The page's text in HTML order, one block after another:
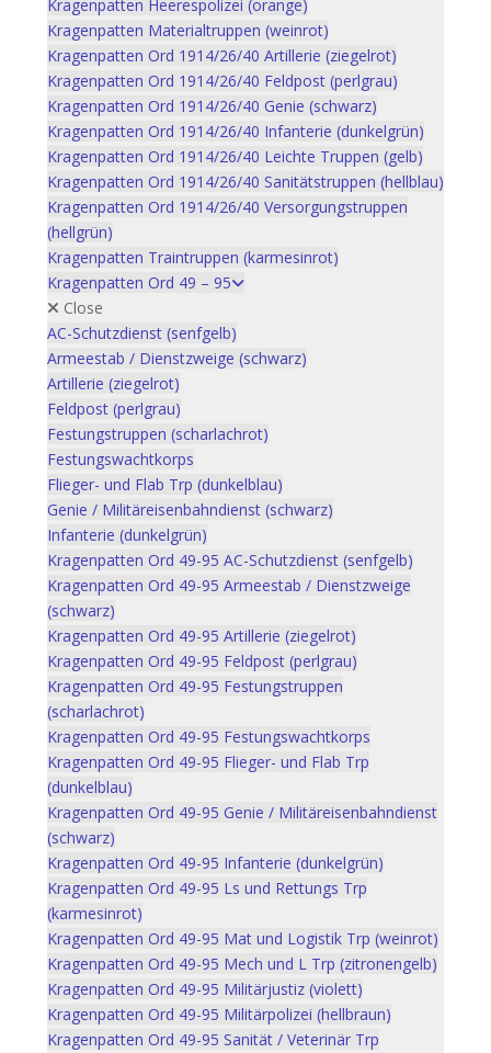
Kragenpatten Heerespolizei (orange)
Kragenpatten Materialtruppen (weinrot)
Kragenpatten Ord 1914/26/40 Artillerie (ziegelrot)
Kragenpatten Ord 1914/26/40 Feldpost (perlgrau)
Kragenpatten Ord 1914/26/40 Genie (schwarz)
Kragenpatten Ord 1914/26/40 Infanterie (dunkelgrün)
Kragenpatten Ord 1914/26/40 Leichte Truppen (gelb)
Kragenpatten Ord 1914/26/40 Sanitätstruppen (hellblau)
Kragenpatten Ord 1914/26/40 Versorgungstruppen
(hellgrün)
Kragenpatten Traintruppen (karmesinrot)
Kragenpatten Ord 49 – 95
Close
AC-Schutzdienst (senfgelb)
Armeestab / Dienstzweige (schwarz)
Artillerie (ziegelrot)
Feldpost (perlgrau)
Festungstruppen (scharlachrot)
Festungswachtkorps
Flieger- und Flab Trp (dunkelblau)
Genie / Militäreisenbahndienst (schwarz)
Infanterie (dunkelgrün)
Kragenpatten Ord 49-95 AC-Schutzdienst (senfgelb)
Kragenpatten Ord 49-95 Armeestab / Dienstzweige
(schwarz)
Kragenpatten Ord 49-95 Artillerie (ziegelrot)
Kragenpatten Ord 49-95 Feldpost (perlgrau)
Kragenpatten Ord 49-95 Festungstruppen
(scharlachrot)
Kragenpatten Ord 49-95 Festungswachtkorps
Kragenpatten Ord 49-95 Flieger- und Flab Trp
(dunkelblau)
Kragenpatten Ord 49-95 Genie / Militäreisenbahndienst
(schwarz)
Kragenpatten Ord 49-95 Infanterie (dunkelgrün)
Kragenpatten Ord 49-95 Ls und Rettungs Trp
(karmesinrot)
Kragenpatten Ord 49-95 Mat und Logistik Trp (weinrot)
Kragenpatten Ord 49-95 Mech und L Trp (zitronengelb)
Kragenpatten Ord 49-95 Militärjustiz (violett)
Kragenpatten Ord 49-95 Militärpolizei (hellbraun)
Kragenpatten Ord 49-95 Sanität / Veterinär Trp